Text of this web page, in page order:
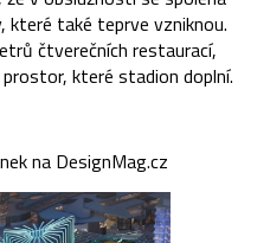
které také teprve vzniknou.
čtverečních restaurací,
které stadion doplní.
na DesignMag.cz